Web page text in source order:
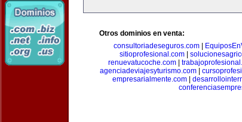
Otros dominios en venta:
consultoriadeseguros.com|
sitioprofesional.com
renuevatucoche.com
agenciadeviajesyturismo.com
empresarialmente.com